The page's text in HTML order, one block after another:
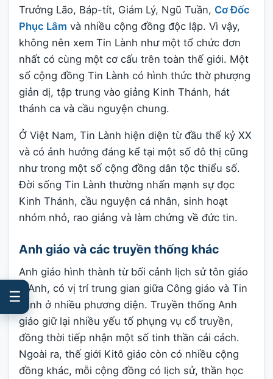
Trưởng Lão, Báp-tít, Giám Lý, Ngũ Tuần, Cơ Đốc
Phục Lâm và nhiều cộng đồng độc lập. Vì vậy,
không nên xem Tin Lành như một tổ chức đơn
nhất có cùng một cơ cấu trên toàn thế giới. Một
số cộng đồng Tin Lành có hình thức thờ phượng
giản dị, tập trung vào giảng Kinh Thánh, hát
thánh ca và cầu nguyện chung.
Ở Việt Nam, Tin Lành hiện diện từ đầu thế kỷ XX
và có ảnh hưởng đáng kể tại một số đô thị cũng
như trong một số cộng đồng dân tộc thiểu số.
Đời sống Tin Lành thường nhấn mạnh sự đọc
Kinh Thánh, cầu nguyện cá nhân, sinh hoạt
nhóm nhỏ, rao giảng và làm chứng về đức tin.
Anh giáo và các truyền thống khác
Anh giáo hình thành từ bối cảnh lịch sử tôn giáo
ở Anh, có vị trí trung gian giữa Công giáo và Tin
Lành ở nhiều phương diện. Truyền thống Anh
giáo giữ lại nhiều yếu tố phụng vụ cổ truyền,
đồng thời tiếp nhận một số tinh thần cải cách.
Ngoài ra, thế giới Kitô giáo còn có nhiều cộng
đồng khác, mỗi cộng đồng có lịch sử, thần học
☰